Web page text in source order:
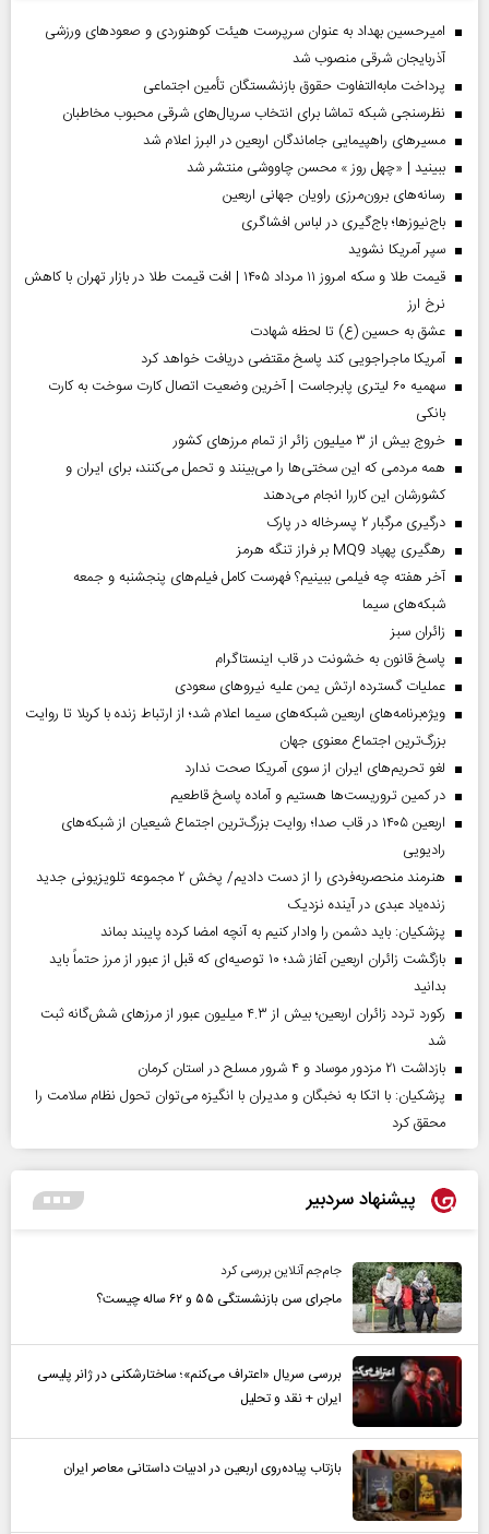
امیرحسین بهداد به عنوان سرپرست هیئت کوهنوردی و صعودهای ورزشی
آذربایجان شرقی منصوب شد
پرداخت مابه‌التفاوت حقوق بازنشستگان تأمین اجتماعی
نظرسنجی شبکه تماشا برای انتخاب سریال‌های شرقی محبوب مخاطبان
مسیر‌های راهپیمایی جاماندگان اربعین در البرز اعلام شد
ببینید | «چهل روز » محسن چاووشی منتشر شد
رسانه‌های برون‌مرزی راویان جهانی اربعین
باج‌نیوزها؛ باج‌گیری در لباس افشاگری
سپر آمریکا نشوید
قیمت طلا و سکه امروز ۱۱ مرداد ۱۴۰۵ | افت قیمت طلا در بازار تهران با کاهش
نرخ ارز
عشق به حسین (ع) تا لحظه شهادت
آمریکا ماجراجویی کند پاسخ مقتضی دریافت خواهد کرد
سهمیه ۶۰ لیتری پابرجاست | آخرین وضعیت اتصال کارت سوخت به کارت
بانکی
خروج بیش از ۳ میلیون زائر از تمام مرز‌های کشور
همه مردمی که این سختی‌ها را می‌بینند و تحمل می‌کنند، برای ایران و
کشورشان این کاررا انجام می‌دهند
درگیری مرگبار ۲ پسرخاله در پارک
رهگیری پهپاد MQ9 بر فراز تنگه هرمز
آخر هفته چه فیلمی ببینیم؟ فهرست کامل فیلم‌های پنجشنبه و جمعه
شبکه‌های سیما
‌زائران سبز
پاسخ قانون به خشونت در قاب اینستاگرام
عملیات گسترده ارتش یمن علیه نیروهای سعودی
ویژه‌برنامه‌های اربعین شبکه‌های سیما اعلام شد؛ از ارتباط زنده با کربلا تا روایت
بزرگ‌ترین اجتماع معنوی جهان
لغو تحریم‌های ایران از سوی آمریکا صحت ندارد
در کمین تروریست‌ها هستیم و آماده پاسخ قاطعیم
اربعین ۱۴۰۵ در قاب صدا؛ روایت بزرگ‌ترین اجتماع شیعیان از شبکه‌های
رادیویی
هنرمند منحصر‌به‌فردی را از دست دادیم/ پخش ۲ مجموعه تلویزیونی جدید
زنده‌یاد عبدی در آینده نزدیک
پزشکیان: باید دشمن را وادار کنیم به آنچه امضا کرده پایبند بماند
بازگشت زائران اربعین آغاز شد؛ ۱۰ توصیه‌ای که قبل از عبور از مرز حتماً باید
بدانید
رکورد تردد زائران اربعین؛ بیش از ۴.۳ میلیون عبور از مرزهای شش‌گانه ثبت
شد
بازداشت ۲۱ مزدور موساد و ۴ شرور مسلح در استان کرمان
پزشکیان: با اتکا به نخبگان و مدیران با انگیزه می‌توان تحول نظام سلامت را
محقق کرد
پیشنهاد سردبیر
جام‌جم آنلاین بررسی کرد
ماجرای سن بازنشستگی ۵۵ و ۶۲ ساله چیست؟
بررسی سریال «اعتراف می‌کنم»؛ ساختارشکنی در ژانر پلیسی
ایران + نقد و تحلیل
بازتاب پیاده‌روی اربعین در ادبیات داستانی معاصر ایران